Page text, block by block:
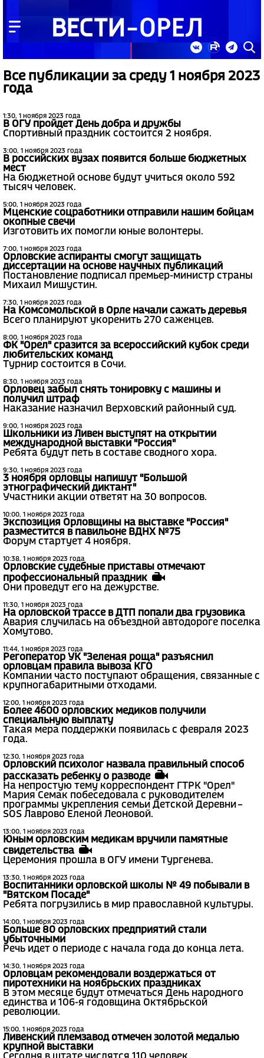
Все публикации за среду 1 ноября 2023
года
1:30, 1 ноября 2023 года
В ОГУ пройдет День добра и дружбы
Спортивный праздник состоится 2 ноября.
3:00, 1 ноября 2023 года
В российских вузах появится больше бюджетных
мест
На бюджетной основе будут учиться около 592
тысяч человек.
5:00, 1 ноября 2023 года
Мценские соцработники отправили нашим бойцам
окопные свечи
Изготовить их помогли юные волонтеры.
7:00, 1 ноября 2023 года
Орловские аспиранты смогут защищать
диссертации на основе научных публикаций
Постановление подписал премьер-министр страны
Михаил Мишустин.
7:30, 1 ноября 2023 года
На Комсомольской в Орле начали сажать деревья
Всего планируют укоренить 270 саженцев.
8:00, 1 ноября 2023 года
ФК "Орел" сразится за всероссийский кубок среди
любительских команд
Турнир состоится в Сочи.
8:30, 1 ноября 2023 года
Орловец забыл снять тонировку с машины и
получил штраф
Наказание назначил Верховский районный суд.
9:00, 1 ноября 2023 года
Школьники из Ливен выступят на открытии
международной выставки "Россия"
Ребята будут петь в составе сводного хора.
9:30, 1 ноября 2023 года
3 ноября орловцы напишут "Большой
этнографический диктант"
Участники акции ответят на 30 вопросов.
10:00, 1 ноября 2023 года
Экспозиция Орловщины на выставке "Россия"
разместится в павильоне ВДНХ №75
Форум стартует 4 ноября.
10:38, 1 ноября 2023 года
Орловские судебные приставы отмечают
профессиональный праздник
Они проведут его на дежурстве.
11:30, 1 ноября 2023 года
На орловской трассе в ДТП попали два грузовика
Авария случилась на объездной автодороге поселка
Хомутово.
11:44, 1 ноября 2023 года
Регоператор УК "Зеленая роща" разъяснил
орловцам правила вывоза КГО
Компании часто поступают обращения, связанные с
крупногабаритными отходами.
12:00, 1 ноября 2023 года
Более 4600 орловских медиков получили
специальную выплату
Такая мера поддержки появилась с февраля 2023
года.
12:30, 1 ноября 2023 года
Орловский психолог назвала правильный способ
рассказать ребенку о разводе
На непростую тему корреспондент ГТРК "Орел"
Мария Семак побеседовала с руководителем
программы укрепления семьи Детской Деревни –
SOS Лаврово Еленой Леоновой.
13:00, 1 ноября 2023 года
Юным орловским медикам вручили памятные
свидетельства
Церемония прошла в ОГУ имени Тургенева.
13:30, 1 ноября 2023 года
Воспитанники орловской школы № 49 побывали в
"Вятском Посаде"
Ребята погрузились в мир православной культуры.
14:00, 1 ноября 2023 года
Больше 80 орловских предприятий стали
убыточными
Речь идет о периоде с начала года до конца лета.
14:30, 1 ноября 2023 года
Орловцам рекомендовали воздержаться от
пиротехники на ноябрьских праздниках
В этом месяце будут отмечаться День народного
единства и 106-я годовщина Октябрьской
революции.
15:00, 1 ноября 2023 года
Ливенский племзавод отмечен золотой медалью
крупной выставки